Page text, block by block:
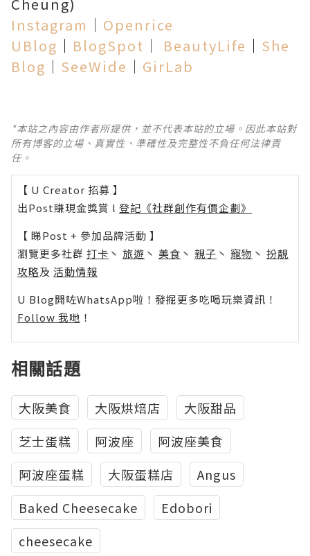
Instagram │ Openrice
UBlog │ BlogSpot │ BeautyLife │ She
Blog │ SeeWide │ GirLab
*本站之內容由作者所提供，並不代表本站的立場。因此本站對
所有博客的立場、真實性、準確性及完整性不負任何法律責
任。
【 U Creator 招募 】
出Post賺現金獎賞 l 登記《社群創作有價企劃》
【 睇Post + 參加品牌活動 】
瀏覽更多社群 打卡 丶 旅遊 丶 美食 丶 親子 丶 寵物 丶 扮靚
攻略及 活動情報
U Blog開咗WhatsApp啦！發掘更多吃喝玩樂資訊！
Follow 我哋 ！
相關話題
大阪美食 大阪烘焙店
大阪甜品
芝士蛋糕
阿波座
阿波座美食
阿波座蛋糕
大阪蛋糕店
Angus
Baked Cheesecake
Edobori
cheesecake